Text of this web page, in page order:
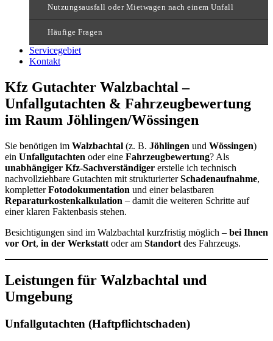
Nutzungsausfall oder Mietwagen nach einem Unfall
Häufige Fragen
Servicegebiet
Kontakt
Kfz Gutachter Walzbachtal –
Unfallgutachten & Fahrzeugbewertung
im Raum Jöhlingen/Wössingen
Sie benötigen im Walzbachtal (z. B. Jöhlingen und Wössingen)
ein Unfallgutachten oder eine Fahrzeugbewertung? Als
unabhängiger Kfz-Sachverständiger erstelle ich technisch
nachvollziehbare Gutachten mit strukturierterSchadenaufnahme,
kompletterFotodokumentation und einer belastbaren
Reparaturkostenkalkulation – damit die weiteren Schritte auf
einer klaren Faktenbasis stehen.
Besichtigungen sind im Walzbachtal kurzfristig möglich – bei Ihnen
vor Ort, in der Werkstatt oder am Standort des Fahrzeugs.
Leistungen für Walzbachtal und
Umgebung
Unfallgutachten (Haftpflichtschaden)